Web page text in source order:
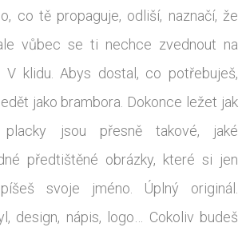
co tě propaguje, odliší, naznačí, že
vůbec se ti nechce zvednout na
V klidu. Abys dostal, co potřebuješ,
jako brambora. Dokonce ležet jak
placky jsou přesně takové, jaké
předtištěné obrázky, které si jen
svoje jméno. Úplný originál.
design, nápis, logo… Cokoliv budeš